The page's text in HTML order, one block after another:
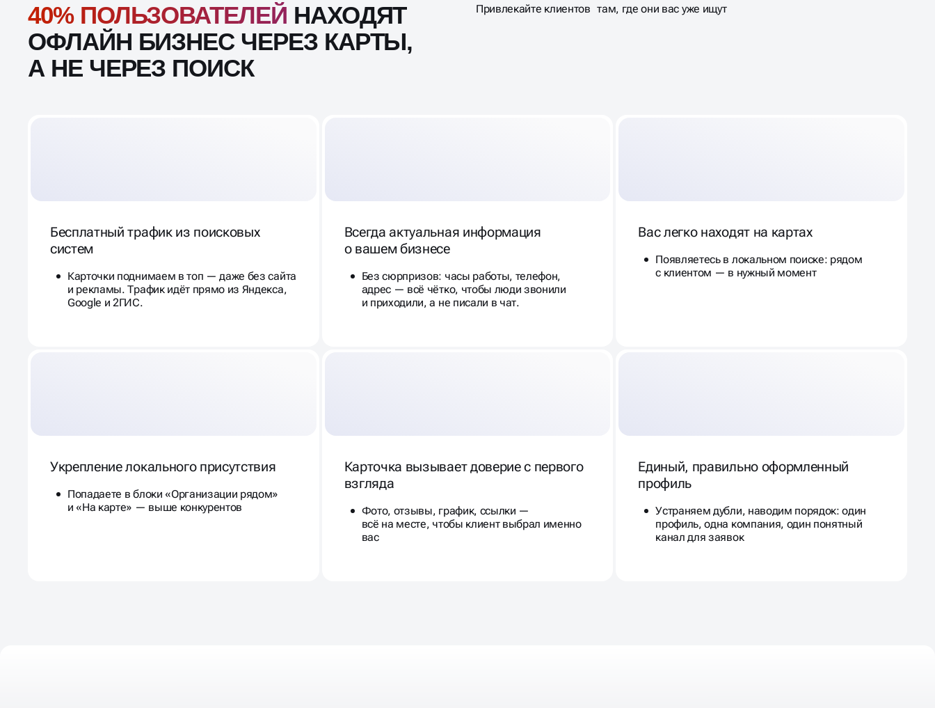
40% ПОЛЬЗОВАТЕЛЕЙ НАХОДЯТ
ОФЛАЙН БИЗНЕС ЧЕРЕЗ КАРТЫ,
А НЕ ЧЕРЕЗ ПОИСК
Привлекайте клиентов там, где они вас уже ищут
Бесплатный трафик из поисковых
систем
Карточки поднимаем в топ — даже без сайта
и рекламы. Трафик идёт прямо из Яндекса,
Google и 2ГИС.
Всегда актуальная информация
о вашем бизнесе
Без сюрпризов: часы работы, телефон,
адрес — всё чётко, чтобы люди звонили
и приходили, а не писали в чат.
Вас легко находят на картах
Появляетесь в локальном поиске: рядом
с клиентом — в нужный момент
Укрепление локального присутствия
Попадаете в блоки «Организации рядом»
и «На карте» — выше конкурентов
Карточка вызывает доверие с первого
взгляда
Фото, отзывы, график, ссылки —
всё на месте, чтобы клиент выбрал именно
вас
Единый, правильно оформленный
профиль
Устраняем дубли, наводим порядок: один
профиль, одна компания, один понятный
канал для заявок